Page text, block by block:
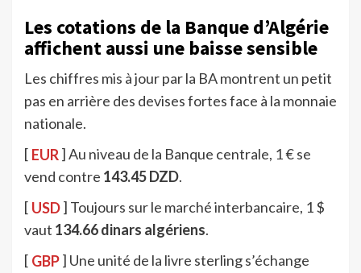
Les cotations de la Banque d’Algérie
affichent aussi une baisse sensible
Les chiffres mis à jour par la BA montrent un petit
pas en arrière des devises fortes face à la monnaie
nationale.
[ EUR ] Au niveau de la Banque centrale, 1 € se
vend contre 143.45 DZD.
[ USD ] Toujours sur le marché interbancaire, 1 $
vaut 134.66 dinars algériens.
[ GBP ] Une unité de la livre sterling s’échange